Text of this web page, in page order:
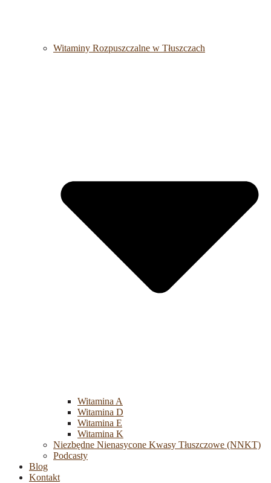
Witaminy Rozpuszczalne w Tłuszczach
Witamina A
Witamina D
Witamina E
Witamina K
Niezbędne Nienasycone Kwasy Tłuszczowe (NNKT)
Podcasty
Blog
Kontakt